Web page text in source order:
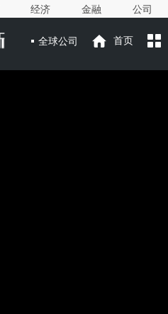
经济 金融 公司
全球公司 首页